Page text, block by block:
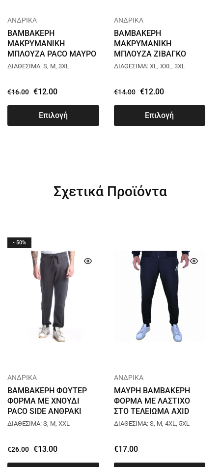
ΑΝΔΡΙΚΑ
ΒΑΜΒΑΚΕΡΗ
ΜΑΚΡΥΜΑΝΙΚΗ
ΜΠΛΟΥΖΑ PACO ΜΑΥΡΟ
200319
ΔΙΑΘΕΣΙΜΑ: S, M, 3XL
€16.00 €12.00
Επιλογή
ΑΝΔΡΙΚΑ
ΒΑΜΒΑΚΕΡΗ
ΜΑΚΡΥΜΑΝΙΚΗ
ΜΠΛΟΥΖΑ ΖΙΒΑΓΚΟ
PACO ΑΝΘΡΑΚΙ 200312
ΔΙΑΘΕΣΙΜΑ: XL, XXL, 3XL
€14.00 €12.00
Επιλογή
Σχετικά Προϊόντα
- 50%
ΑΝΔΡΙΚΑ
ΒΑΜΒΑΚΕΡΗ ΦΟΥΤΕΡ
ΦΟΡΜΑ ΜΕ ΧΝΟΥΔΙ
PACO SIDE ΑΝΘΡΑΚΙ
2288608
ΔΙΑΘΕΣΙΜΑ: S, M, XXL
€26.00 €13.00
ΑΝΔΡΙΚΑ
ΜΑΥΡΗ ΒΑΜΒΑΚΕΡΗ
ΦΟΡΜΑ ΜΕ ΛΑΣΤΙΧΟ
ΣΤΟ ΤΕΛΕΙΩΜΑ AXID
A621
ΔΙΑΘΕΣΙΜΑ: S, M, 4XL, 5XL
€17.00